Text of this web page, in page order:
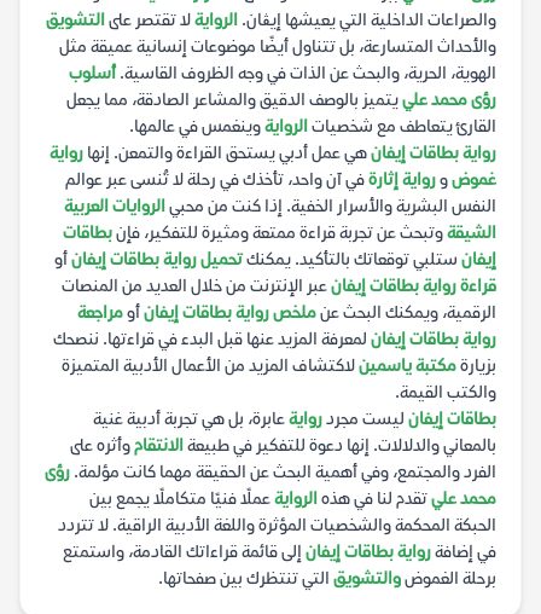
والصراعات الداخلية التي يعيشها إيڨان. الروايةلا تقتصر علىالتشويق
والأحداث المتسارعة، بل تتناول أيضًا موضوعات إنسانية عميقة مثل
الهوية، الحرية، والبحث عن الذات في وجه الظروف القاسية. أسلوب
رؤى محمد علييتميز بالوصف الدقيق والمشاعر الصادقة، مما يجعل
القارئ يتعاطف مع شخصياتالروايةوينغمس في عالمها.
رواية بطاقات إيفانهي عمل أدبي يستحق القراءة والتمعن. إنها رواية
غموضورواية إثارةفي آن واحد، تأخذك في رحلة لا تُنسى عبر عوالم
النفس البشرية والأسرار الخفية. إذا كنت من محبيالروايات العربية
الشيقةوتبحث عن تجربة قراءة ممتعة ومثيرة للتفكير، فإنبطاقات
إيفان ستلبي توقعاتك بالتأكيد. يمكنكتحميل رواية بطاقات إيفانأو
قراءة رواية بطاقات إيفانعبر الإنترنت من خلال العديد من المنصات
الرقمية، ويمكنك البحث عنملخص رواية بطاقات إيفانأومراجعة
رواية بطاقات إيفان لمعرفة المزيد عنها قبل البدء في قراءتها. ننصحك
بزيارةمكتبة ياسمينلاكتشاف المزيد من الأعمال الأدبية المتميزة
والكتب القيمة.
بطاقات إيفان ليست مجردروايةعابرة، بل هي تجربة أدبية غنية
بالمعاني والدلالات. إنها دعوة للتفكير في طبيعةالانتقاموأثره على
الفرد والمجتمع، وفي أهمية البحث عن الحقيقة مهما كانت مؤلمة. رؤى
محمد عليتقدم لنا في هذهالروايةعملًا فنيًا متكاملًا يجمع بين
الحبكة المحكمة والشخصيات المؤثرة واللغة الأدبية الراقية. لا تتردد
في إضافةرواية بطاقات إيفان إلى قائمة قراءاتك القادمة، واستمتع
برحلة الغموضوالتشويق التي تنتظرك بين صفحاتها.